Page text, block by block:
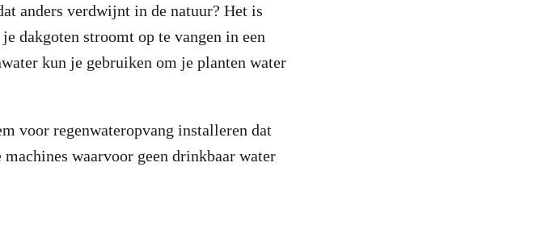
anders verdwijnt in de natuur? Het is
dakgoten stroomt op te vangen in een
kun je gebruiken om je planten water
voor regenwateropvang installeren dat
waarvoor geen drinkbaar water